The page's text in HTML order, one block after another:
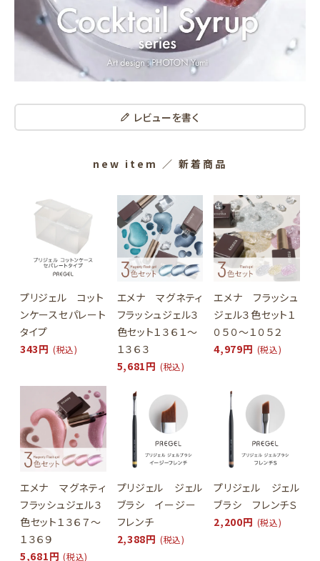
レビューを書く
new item ／ 新着商品
プリジェル コット
ンケースセパレート
タイプ
343円 (税込)
エメナ マグネティ
フラッシュジェル３
色セット１３６１～
１３６３
5,681円 (税込)
エメナ フラッシュ
ジェル３色セット１
０５０～１０５２
4,979円 (税込)
エメナ マグネティ
フラッシュジェル３
色セット１３６７～
１３６９
5,681円 (税込)
プリジェル ジェル
ブラシ イージー
フレンチ
2,388円 (税込)
プリジェル ジェル
ブラシ フレンチＳ
2,200円 (税込)